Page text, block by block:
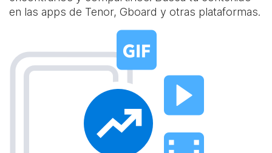
en las apps de Tenor, Gboard y otras plataformas.